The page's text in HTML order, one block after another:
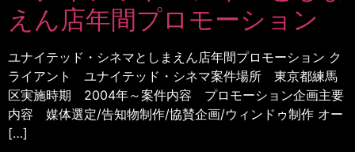
えん店年間プロモーション
ユナイテッド・シネマとしまえん店年間プロモーション ク
ライアント ユナイテッド・シネマ案件場所 東京都練馬
区実施時期 2004年～案件内容 プロモーション企画主要
内容 媒体選定/告知物制作/協賛企画/ウィンドゥ制作 オー
[…]